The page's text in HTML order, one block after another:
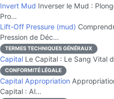
Invert Mud Inverser le Mud :
Pro…
Lift-Off Pressure (mud)
Pression de Déc…
TERMES TECHNIQUES GÉNÉRAUX
Capital Le Capital : Le Sang Vital
CONFORMITÉ LÉGALE
Capital Appropriation
Capital : Al…